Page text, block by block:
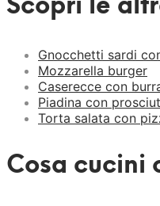
Scopri le
Gnocchetti sardi
Mozzarella burger
Caserecce con
Piadina con
Torta salata con
Cosa cucini